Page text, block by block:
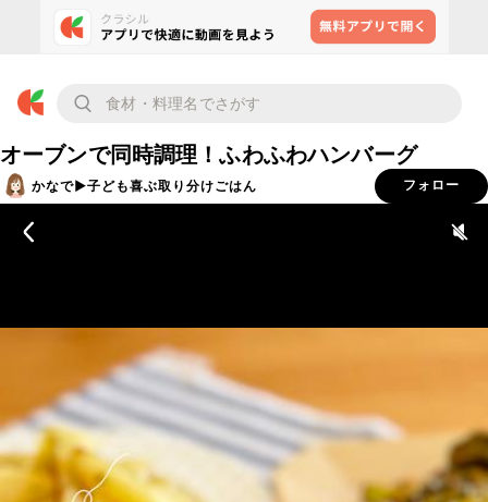
オーブンで同時調理！ふわふわハンバーグ
かなで▶︎子ども喜ぶ取り分けごはん フォロー